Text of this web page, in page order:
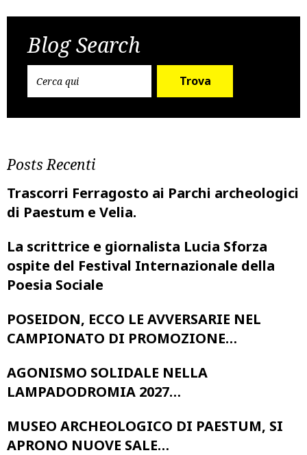
navigation
Blog Search
Trova
Posts Recenti
Trascorri Ferragosto ai Parchi archeologici
di Paestum e Velia.
La scrittrice e giornalista Lucia Sforza
ospite del Festival Internazionale della
Poesia Sociale
POSEIDON, ECCO LE AVVERSARIE NEL
CAMPIONATO DI PROMOZIONE…
AGONISMO SOLIDALE NELLA
LAMPADODROMIA 2027…
MUSEO ARCHEOLOGICO DI PAESTUM, SI
APRONO NUOVE SALE…